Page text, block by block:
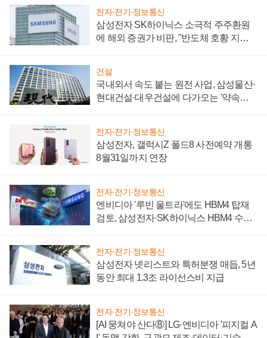
전자·전기·정보통신
삼성전자 SK하이닉스 소극적 주주환원
에 해외 증권가 비판, "반도체 호황 지속
건설
국내외서 속도 붙는 원전 사업, 삼성물산·
현대건설·대우건설에 다가오는 '약속의
전자·전기·정보통신
삼성전자, 갤럭시Z 폴드8 사전예약 개통
8월31일까지 연장
전자·전기·정보통신
엔비디아 '루빈 울트라'에도 HBM4 탑재
검토, 삼성전자·SK하이닉스 HBM4 수율
전자·전기·정보통신
삼성전자 넷리스트와 특허분쟁 매듭, 5년
동안 최대 1.3조 라이선스비 지급
전자·전기·정보통신
[AI 뭉쳐야 산다⑧] LG·엔비디아 '피지컬 A